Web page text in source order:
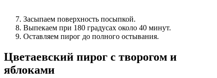
Засыпаем поверхность посыпкой.
Выпекаем при 180 градусах около 40 минут.
Оставляем пирог до полного остывания.
Цветаевский пирог с творогом и
яблоками